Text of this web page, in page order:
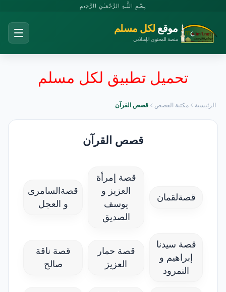
بِسْمِ اللَّـهِ الرَّحْمَـٰنِ الرَّحِيمِ
موقع لكل مسلم
منصة المحتوى الإسلامي
تحميل تطبيق لكل مسلم
الرئيسية مكتبة القصص قصص القرآن
قصص القرآن
قصةلقمان
قصة إمرأة
العزيز و
يوسف
الصديق
قصةالسامرى
و العجل
قصة سيدنا
إبراهيم و
النمرود
قصة حمار
العزيز
قصة ناقة
صالح